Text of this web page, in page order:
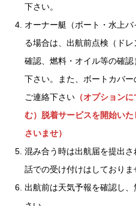
下さい。
オーナー艇（ボート・水上
る場合は、出航前点検（ド
確認、燃料・オイル等の確
下さい。また、ボートカバ
ご連絡下さい （オプション
む）脱着サービスを開始い
さいませ）
混み合う時は出航届を提出
話での受け付けはしておりま
出航前は天気予報を確認し